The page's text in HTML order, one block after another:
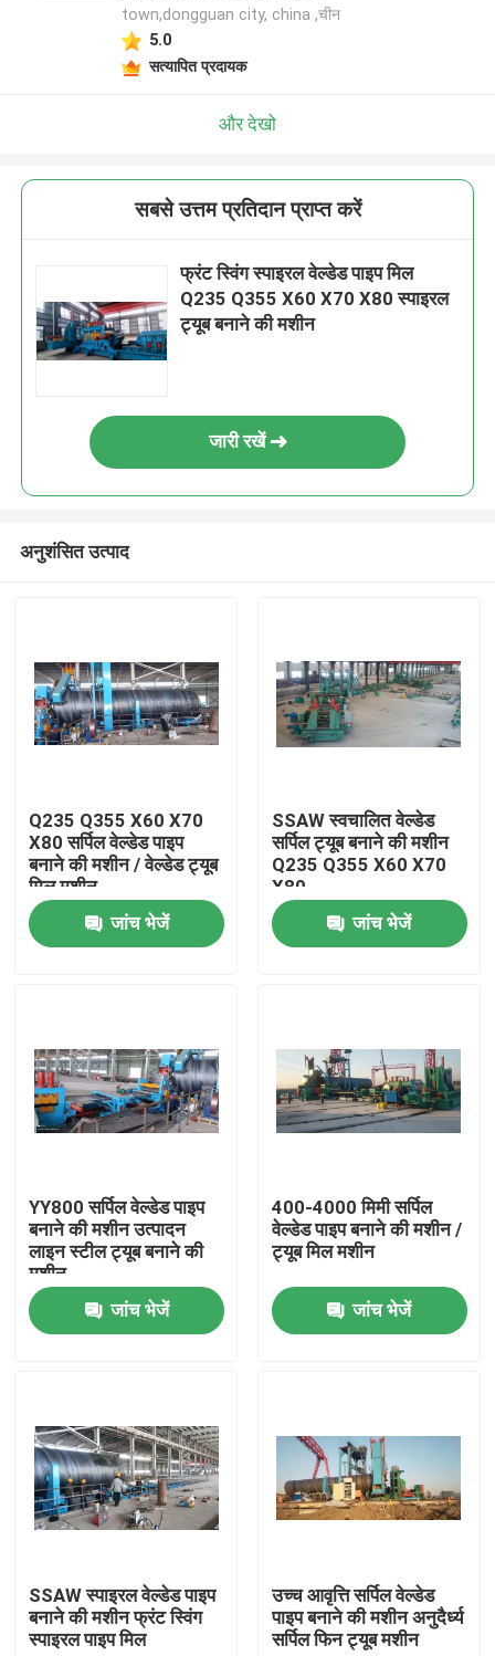
उत्पाद
हमारे बारे में
कारखाने का दौरा
हमसे संपर्क करें
एक उद्धरण का अनुरोध करें
वायर एक्सट्रूडर मशीन
town,dongguan city, china ,चीन
5.0
सत्यापित प्रदायक
और देखो
सबसे उत्तम प्रतिदान प्राप्त करें
फ्रंट स्विंग स्पाइरल वेल्डेड पाइप मिल
Q235 Q355 X60 X70 X80 स्पाइरल
ट्यूब बनाने की मशीन
जारी रखें
अनुशंसित उत्पाद
Q235 Q355 X60 X70
X80 सर्पिल वेल्डेड पाइप
बनाने की मशीन / वेल्डेड ट्यूब
मिल मशीन
जांच भेजें
SSAW स्वचालित वेल्डेड
सर्पिल ट्यूब बनाने की मशीन
Q235 Q355 X60 X70
X80
जांच भेजें
YY800 सर्पिल वेल्डेड पाइप
बनाने की मशीन उत्पादन
लाइन स्टील ट्यूब बनाने की
मशीन
जांच भेजें
400-4000 मिमी सर्पिल
वेल्डेड पाइप बनाने की मशीन /
ट्यूब मिल मशीन
जांच भेजें
SSAW स्पाइरल वेल्डेड पाइप
बनाने की मशीन फ्रंट स्विंग
स्पाइरल पाइप मिल
उच्च आवृत्ति सर्पिल वेल्डेड
पाइप बनाने की मशीन अनुदैर्ध्य
सर्पिल फिन ट्यूब मशीन